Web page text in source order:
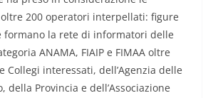
200 operatori interpellati: figure
formano la rete di informatori delle
ANAMA, FIAIP e FIMAA oltre
Collegi interessati, dell’Agenzia delle
della Provincia e dell’Associazione